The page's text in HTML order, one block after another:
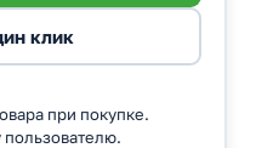
при покупке.